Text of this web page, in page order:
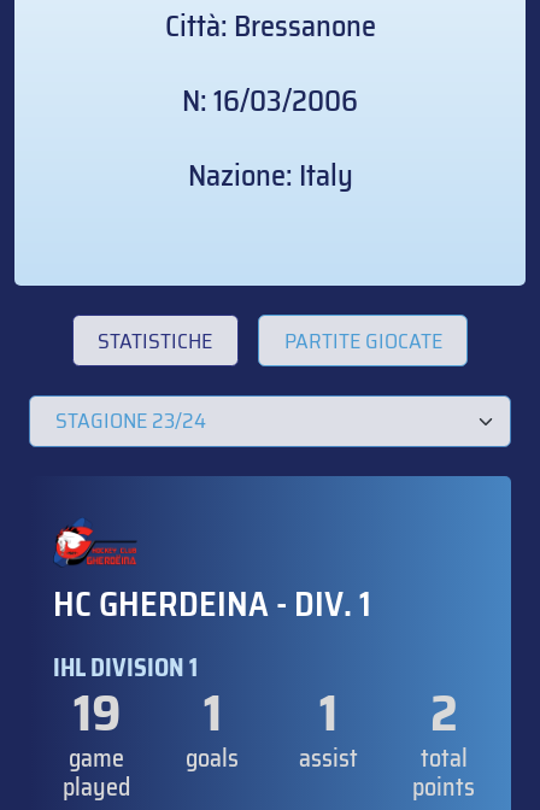
Città: Bressanone
N: 16/03/2006
Nazione: Italy
STATISTICHE PARTITE GIOCATE
HC GHERDEINA - DIV. 1
IHL DIVISION 1
19
game
played
1
goals
1
assist
2
total
points